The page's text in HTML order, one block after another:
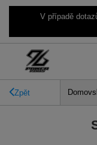
V případě
Zpět